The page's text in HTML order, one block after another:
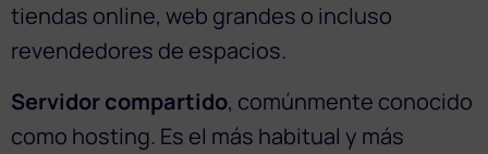
tiendas online, web grandes o incluso
revendedores de espacios.
Servidor compartido, comúnmente conocido
como hosting. Es el más habitual y más